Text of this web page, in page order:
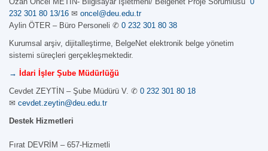
232 301 80 13/16 ✉ oncel@deu.edu.tr
Aylin ÖTER – Büro Personeli ✆ 0 232 301 80 38
Kurumsal arşiv, dijitalleştirme, BelgeNet elektronik belge yönetim
sistemi süreçleri gerçekleşmektedir.
→ İdari İşler Şube Müdürlüğü
Cevdet ZEYTİN – Şube Müdürü V. ✆ 0 232 301 80 18
✉ cevdet.zeytin@deu.edu.tr
Destek Hizmetleri
Fırat DEVRİM – 657-Hizmetli